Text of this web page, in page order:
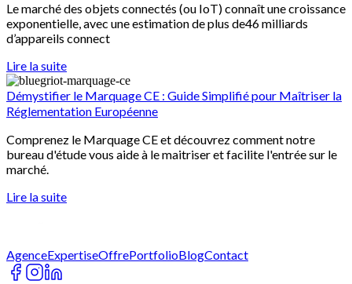
Le marché des objets connectés (ou IoT) connaît une croissance
exponentielle, avec une estimation de plus de46 milliards
d’appareils connect
Lire la suite
Démystifier le Marquage CE : Guide Simplifié pour Maîtriser la
Réglementation Européenne
Comprenez le Marquage CE et découvrez comment notre
bureau d'étude vous aide à le maitriser et facilite l'entrée sur le
marché.
Lire la suite
AgenceExpertiseOffrePortfolioBlogContact